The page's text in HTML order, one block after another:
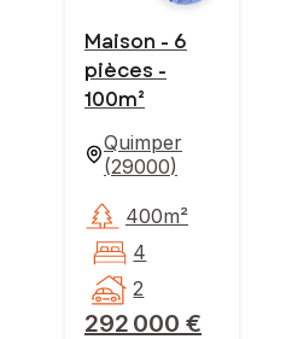
Maison - 6
pièces -
100m²
Quimper
(29000)
292 000 €
400m²
4
2